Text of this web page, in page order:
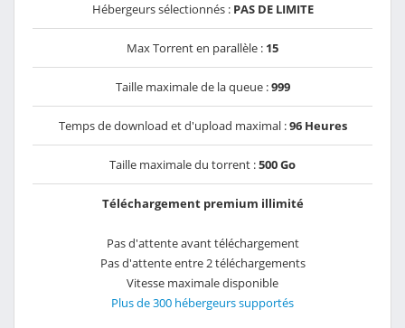
Hébergeurs sélectionnés : PAS DE LIMITE
Max Torrent en parallèle : 15
Taille maximale de la queue :999
Temps de download et d'upload maximal :96 Heures
Taille maximale du torrent :500 Go
Téléchargement premium illimité
Pas d'attente avant téléchargement
Pas d'attente entre 2 téléchargements
Vitesse maximale disponible
Plus de 300 hébergeurs supportés